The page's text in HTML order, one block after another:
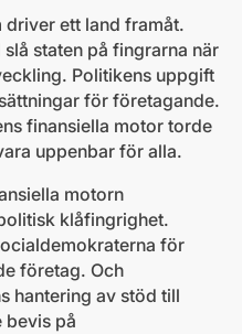
driver ett land framåt.
staten på fingrarna när
Politikens uppgift
för företagande.
finansiella motor torde
uppenbar för alla.
motorn
klåfingrighet.
för
företag. Och
hantering av stöd till
bevis på